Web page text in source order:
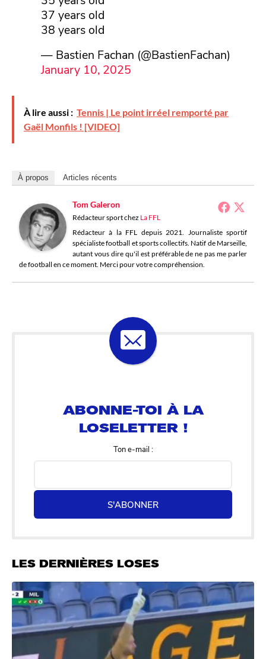
37 years old
38 years old
— Bastien Fachan (@BastienFachan)
January 10, 2025
À lire aussi : Tennis | Le point irréel remporté par
Gaël Monfils ! [VIDEO]
À propos Articles récents
Tom Galeron
Rédacteur sportchez La FFL
Rédacteur à la FFL depuis 2021. Journaliste sportif
spécialiste football et sports collectifs. Natif de Marseille,
autant vous dire qu'il est préférable de ne pas me parler
de football en ce moment. Merci pour votre compréhension.
Ton e-mail :
S'ABONNER
LES DERNIÈRES LOSES